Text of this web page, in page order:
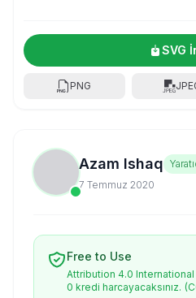
SVG
PNG
Azam Ishaq
7 Temmuz 2020
Free to Use
Attribution 4.0
0 kredi harcayacaksınız.